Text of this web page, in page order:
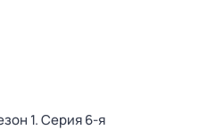
1. Серия 6-я